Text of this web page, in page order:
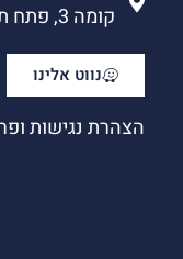
קומה 3, פתח תקווה
נווט אלינו
הצהרת נגישות